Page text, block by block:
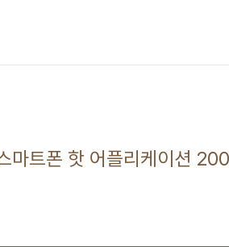
트폰 핫 어플리케이션